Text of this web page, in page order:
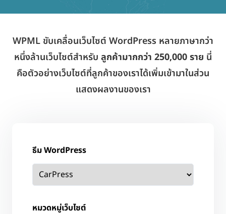
WPML ขับเคลื่อนเว็บไซต์ WordPress หลายภาษากว่า
หนึ่งล้านเว็บไซต์สำหรับ ลูกค้ามากกว่า 250,000 ราย นี่
คือตัวอย่างเว็บไซต์ที่ลูกค้าของเราได้เพิ่มเข้ามาในส่วน
แสดงผลงานของเรา
ธีม WordPress
หมวดหมู่เว็บไซต์